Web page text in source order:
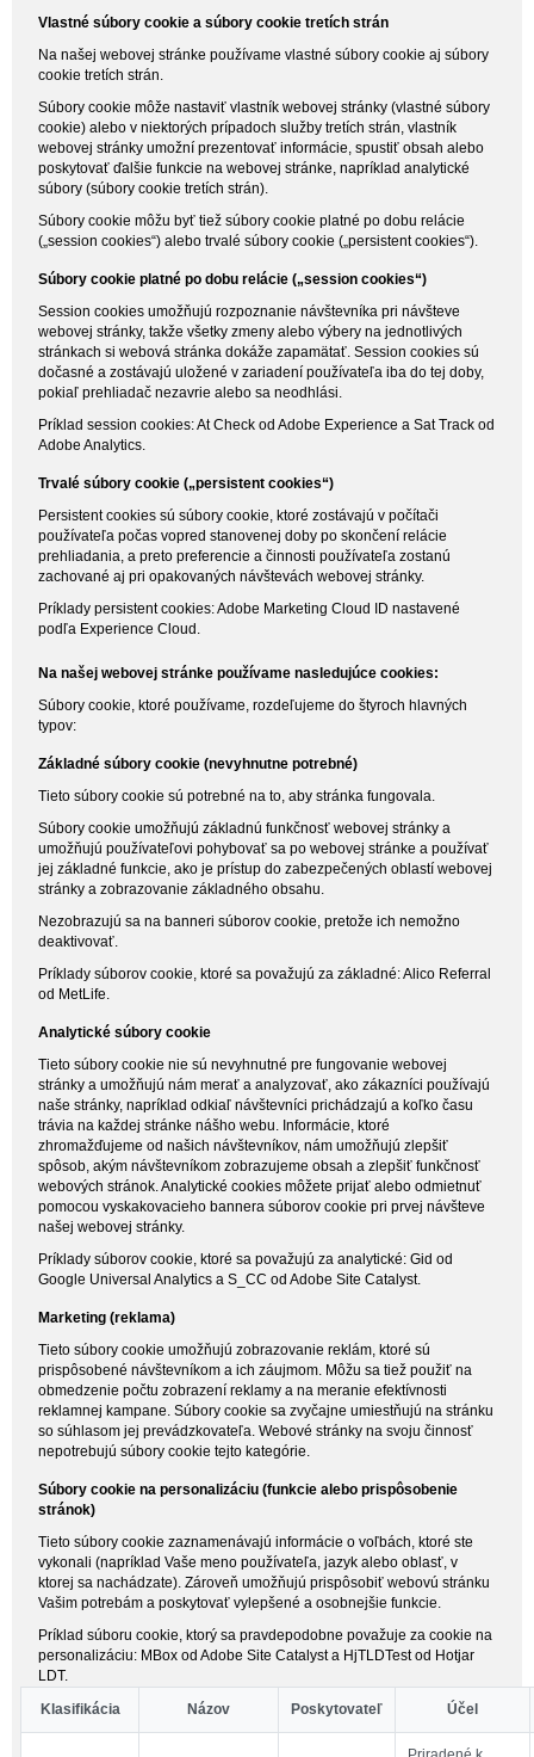
Vlastné súbory cookie a súbory cookie tretích strán
Na našej webovej stránke používame vlastné súbory cookie aj súbory
cookie tretích strán.
Súbory cookie môže nastaviť vlastník webovej stránky (vlastné súbory
cookie) alebo v niektorých prípadoch služby tretích strán, vlastník
webovej stránky umožní prezentovať informácie, spustiť obsah alebo
poskytovať ďalšie funkcie na webovej stránke, napríklad analytické
súbory (súbory cookie tretích strán).
Súbory cookie môžu byť tiež súbory cookie platné po dobu relácie
(„session cookies“) alebo trvalé súbory cookie („persistent cookies“).
Súbory cookie platné po dobu relácie („session cookies“)
Session cookies umožňujú rozpoznanie návštevníka pri návšteve
webovej stránky, takže všetky zmeny alebo výbery na jednotlivých
stránkach si webová stránka dokáže zapamätať. Session cookies sú
dočasné a zostávajú uložené v zariadení používateľa iba do tej doby,
pokiaľ prehliadač nezavrie alebo sa neodhlási.
Príklad session cookies: At Check od Adobe Experience a Sat Track od
Adobe Analytics.
Trvalé súbory cookie („persistent cookies“)
Persistent cookies sú súbory cookie, ktoré zostávajú v počítači
používateľa počas vopred stanovenej doby po skončení relácie
prehliadania, a preto preferencie a činnosti používateľa zostanú
zachované aj pri opakovaných návštevách webovej stránky.
Príklady persistent cookies: Adobe Marketing Cloud ID nastavené
podľa Experience Cloud.
Na našej webovej stránke používame nasledujúce cookies:
Súbory cookie, ktoré používame, rozdeľujeme do štyroch hlavných
typov:
Základné súbory cookie (nevyhnutne potrebné)
Tieto súbory cookie sú potrebné na to, aby stránka fungovala.
Súbory cookie umožňujú základnú funkčnosť webovej stránky a
umožňujú používateľovi pohybovať sa po webovej stránke a používať
jej základné funkcie, ako je prístup do zabezpečených oblastí webovej
stránky a zobrazovanie základného obsahu.
Nezobrazujú sa na banneri súborov cookie, pretože ich nemožno
deaktivovať.
Príklady súborov cookie, ktoré sa považujú za základné: Alico Referral
od MetLife.
Analytické súbory cookie
Tieto súbory cookie nie sú nevyhnutné pre fungovanie webovej
stránky a umožňujú nám merať a analyzovať, ako zákazníci používajú
naše stránky, napríklad odkiaľ návštevníci prichádzajú a koľko času
trávia na každej stránke nášho webu. Informácie, ktoré
zhromažďujeme od našich návštevníkov, nám umožňujú zlepšiť
spôsob, akým návštevníkom zobrazujeme obsah a zlepšiť funkčnosť
webových stránok. Analytické cookies môžete prijať alebo odmietnuť
pomocou vyskakovacieho bannera súborov cookie pri prvej návšteve
našej webovej stránky.
Príklady súborov cookie, ktoré sa považujú za analytické: Gid od
Google Universal Analytics a S_CC od Adobe Site Catalyst.
Marketing (reklama)
Tieto súbory cookie umožňujú zobrazovanie reklám, ktoré sú
prispôsobené návštevníkom a ich záujmom. Môžu sa tiež použiť na
obmedzenie počtu zobrazení reklamy a na meranie efektívnosti
reklamnej kampane. Súbory cookie sa zvyčajne umiestňujú na stránku
so súhlasom jej prevádzkovateľa. Webové stránky na svoju činnosť
nepotrebujú súbory cookie tejto kategórie.
Súbory cookie na personalizáciu (funkcie alebo prispôsobenie
stránok)
Tieto súbory cookie zaznamenávajú informácie o voľbách, ktoré ste
vykonali (napríklad Vaše meno používateľa, jazyk alebo oblasť, v
ktorej sa nachádzate). Zároveň umožňujú prispôsobiť webovú stránku
Vašim potrebám a poskytovať vylepšené a osobnejšie funkcie.
Príklad súboru cookie, ktorý sa pravdepodobne považuje za cookie na
personalizáciu: MBox od Adobe Site Catalyst a HjTLDTest od Hotjar
LDT.
Klasifikácia
Názov Poskytovateľ Účel